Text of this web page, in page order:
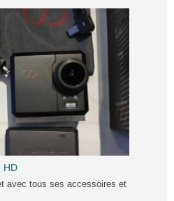
HD
avec tous ses accessoires et